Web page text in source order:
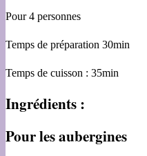
Pour 4 personnes
Temps de préparation 30min
Temps de cuisson : 35min
Ingrédients :
Pour les aubergines